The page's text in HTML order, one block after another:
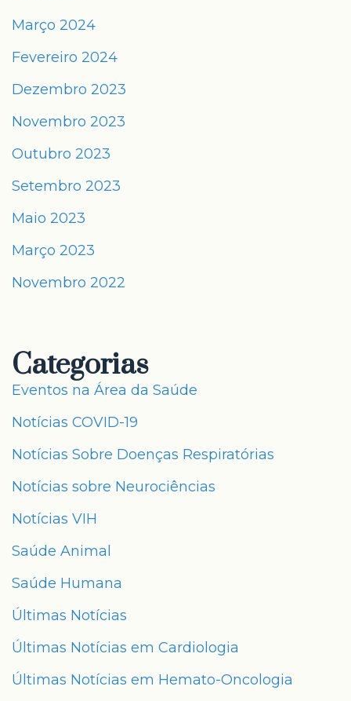
Março 2024
Fevereiro 2024
Dezembro 2023
Novembro 2023
Outubro 2023
Setembro 2023
Maio 2023
Março 2023
Novembro 2022
Categorias
Eventos na Área da Saúde
Notícias COVID-19
Notícias Sobre Doenças Respiratórias
Notícias sobre Neurociências
Notícias VIH
Saúde Animal
Saúde Humana
Últimas Notícias
Últimas Notícias em Cardiologia
Últimas Notícias em Hemato-Oncologia